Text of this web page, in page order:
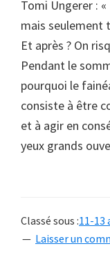
Tomi Ungerer :
mais seulement
Et après ? On
Pendant le
pourquoi le
consiste à être
et à agir en
yeux grands
Classé sous :11-13
Laisser un